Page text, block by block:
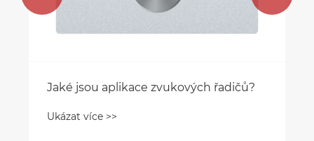
Jaké jsou aplikace zvukových řadičů?
Ukázat více >>